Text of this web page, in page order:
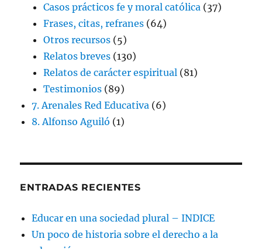
Casos prácticos fe y moral católica (37)
Frases, citas, refranes (64)
Otros recursos (5)
Relatos breves (130)
Relatos de carácter espiritual (81)
Testimonios (89)
7. Arenales Red Educativa (6)
8. Alfonso Aguiló (1)
ENTRADAS RECIENTES
Educar en una sociedad plural – INDICE
Un poco de historia sobre el derecho a la